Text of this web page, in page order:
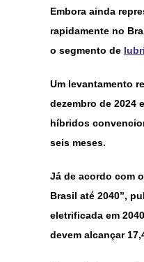
Embora ainda
rapidamente no
o segmento de
Um levantamento
dezembro de
híbridos
seis meses.
Já de acordo com
Brasil até 2040”,
eletrificada em
devem alcançar